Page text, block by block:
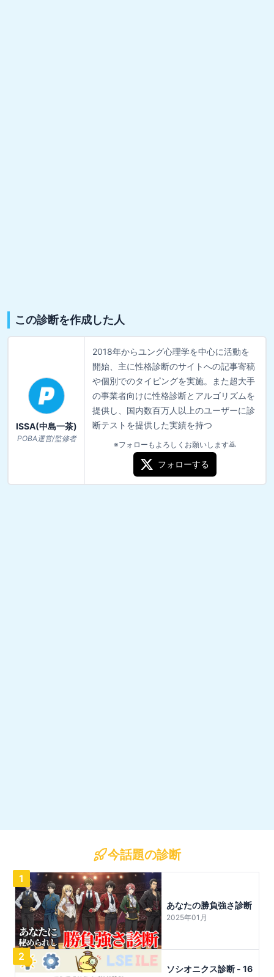
この診断を作成した人
ISSA(中島一茶)
POBA運営/監修者
2018年からユング心理学を中心に活動を
開始、主に性格診断のサイトへの記事寄稿
や個別でのタイピングを実施。また超大手
の事業者向けに性格診断とアルゴリズムを
提供し、国内数百万人以上のユーザーに診
断テストを提供した実績を持つ
※フォローもよろしくお願いします🙇
フォローする
今話題の診断
1
あなたの勝負強さ診断
2025年01月
2
ソシオニクス診断 - 16